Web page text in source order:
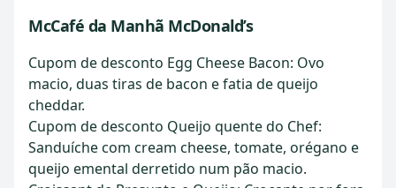
McCafé da Manhã McDonald’s
Cupom de desconto Egg Cheese Bacon: Ovo
macio, duas tiras de bacon e fatia de queijo
cheddar.
Cupom de desconto Queijo quente do Chef:
Sanduíche com cream cheese, tomate, orégano e
queijo emental derretido num pão macio.